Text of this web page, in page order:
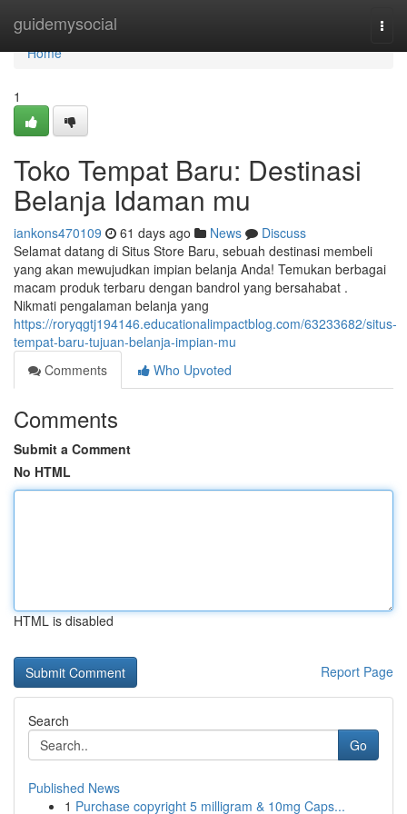
guidemysocial
Home
Home
1
Toko Tempat Baru: Destinasi
Belanja Idaman mu
iankons470109 61 days ago News
Discuss
Selamat datang di Situs Store Baru, sebuah destinasi membeli
yang akan mewujudkan impian belanja Anda! Temukan berbagai
macam produk terbaru dengan bandrol yang bersahabat .
Nikmati pengalaman belanja yang
https://roryqgtj194146.educationalimpactblog.com/63233682/situs-
tempat-baru-tujuan-belanja-impian-mu
Comments
Who Upvoted
Comments
Submit a Comment
No HTML
HTML is disabled
Report Page
Search
Go
Published News
1 Purchase copyright 5 milligram & 10mg Caps...